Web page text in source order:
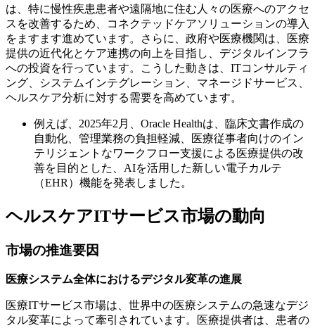
は、特に慢性疾患患者や遠隔地に住む人々の医療へのアクセ
スを改善するため、コネクテッドケアソリューションの導入
をますます進めています。さらに、政府や医療機関は、医療
提供の近代化とケア連携の向上を目指し、デジタルインフラ
への投資を行っています。こうした動きは、ITコンサルティ
ング、システムインテグレーション、マネージドサービス、
ヘルスケア分析に対する需要を高めています。
例えば、2025年2月、Oracle Healthは、臨床文書作成の
自動化、管理業務の負担軽減、医療従事者向けのイン
テリジェントなワークフロー支援による医療提供の改
善を目的とした、AIを活用した新しい電子カルテ
（EHR）機能を発表しました。
ヘルスケアITサービス市場の動向
市場の推進要因
医療システム全体におけるデジタル変革の進展
医療ITサービス市場は、世界中の医療システムの急速なデジ
タル変革によって牽引されています。医療提供者は、患者の